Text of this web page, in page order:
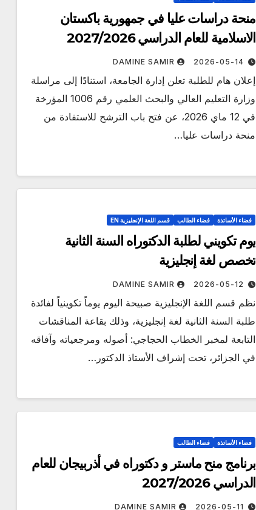
منحة دراسات عليا في جمهورية باكستان
الاسلامية للعام الدراسي 2027/2026
2026-05-14
DAMINE SAMIR
إعلان هام للطلبة تعلن إدارة الجامعة، استنادًا إلى مراسلة
وزارة التعليم العالي والبحث العلمي رقم 1006 المؤرخة
في 12 ماي 2026، عن فتح باب الترشح للاستفادة من
منحة دراسات عليا…
فضاء الأساتذة فضاء الطالب قسم اللغة الإنجليزية EN
يوم تكويني لطلبة الدكتوراه السنة الثانية
تخصص لغة إنجليزية
2026-05-12
DAMINE SAMIR
نظم قسم اللغة الإنجليزية صبيحة اليوم يوماً تكوينياً لفائدة
طلبة السنة الثانية لغة إنجليزية، وذلك بقاعة المناقشات
التابعة لمخبر الخطاب الحجاجي: أصوله ومرجعياته وآفاقه
في الجزائر، تحت إشراف الأستاذ الدكتور…
فضاء الأساتذة فضاء الطالب
برنامج منح ماستر و دكتوراه في أذربيجان للعام
الدراسي 2027/2026
2026-05-11
DAMINE SAMIR
2026-07-22
DAMINE SAMIR